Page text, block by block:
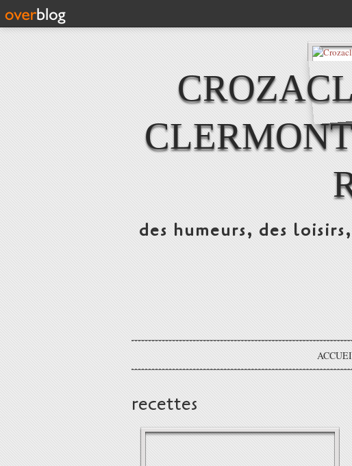
des humeurs, des
recettes